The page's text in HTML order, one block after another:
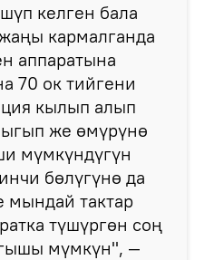
келген бала
кармалганда
аппаратына
70 ок тийгени
кылып алып
же өмүрүнө
мүмкүндүгүн
бөлүгүнө да
мындай тактар
түшүргөн соң
мүмкүн", —